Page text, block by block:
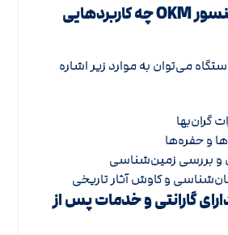
۶. اسکنر ۱۶ سنسور OKM چه کاربردهایی
می‌توان به موارد زیر اشاره
گران‌بها
و حفره‌ها
و بررسی زمین‌شناسی
و کاوش آثار تاریخی
گارانتی و خدمات پس از